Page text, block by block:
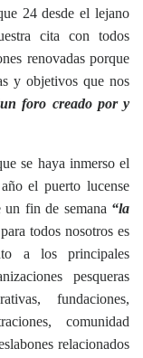
24 desde el lejano
cita con todos
renovadas porque
y objetivos que nos
foro creado por y
se haya inmerso el
el puerto lucense
un fin de semana “la
todos nosotros es
a los principales
pesqueras
fundaciones,
comunidad
relacionados